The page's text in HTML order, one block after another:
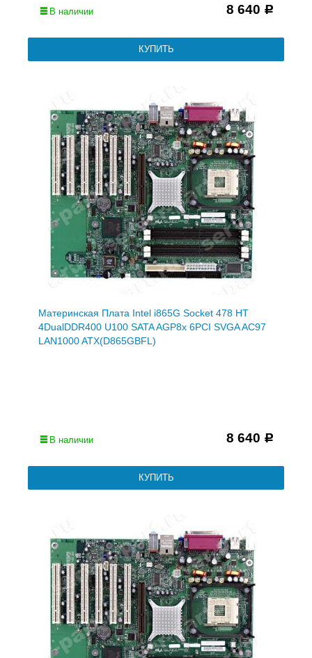
В наличии 8 640 Р
Материнская Плата Intel i865G Socket 478 HT
4DualDDR400 U100 SATA AGP8x 6PCI SVGA AC97
LAN1000 ATX(D865GBFL)
В наличии 8 640 Р